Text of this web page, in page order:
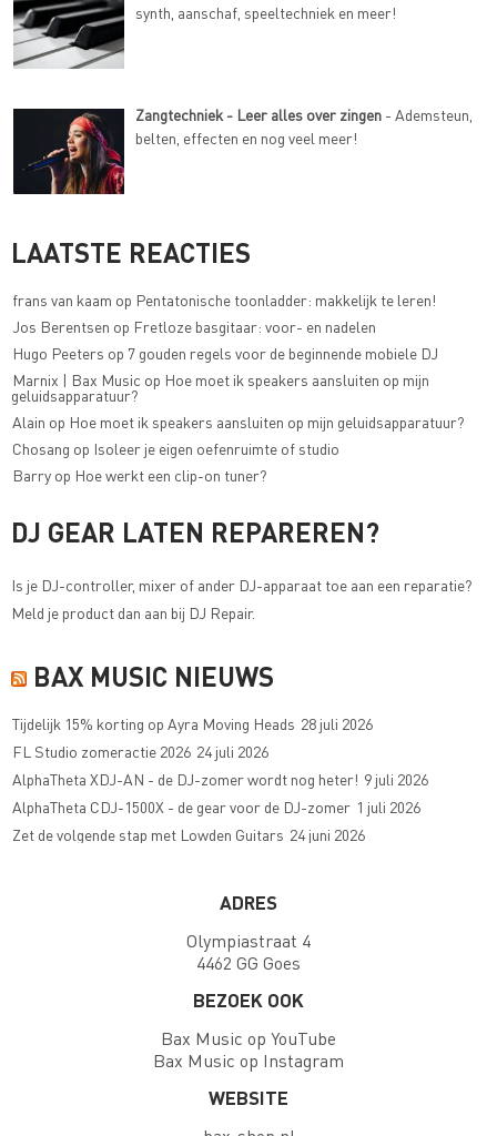
synth, aanschaf, speeltechniek en meer!
Zangtechniek - Leer alles over zingen - Ademsteun,
belten, effecten en nog veel meer!
LAATSTE REACTIES
frans van kaam op Pentatonische toonladder: makkelijk te leren!
Jos Berentsen op Fretloze basgitaar: voor- en nadelen
Hugo Peeters op 7 gouden regels voor de beginnende mobiele DJ
Marnix | Bax Music op Hoe moet ik speakers aansluiten op mijn
geluidsapparatuur?
Alain op Hoe moet ik speakers aansluiten op mijn geluidsapparatuur?
Chosang op Isoleer je eigen oefenruimte of studio
Barry op Hoe werkt een clip-on tuner?
DJ GEAR LATEN REPAREREN?
Is je DJ-controller, mixer of ander DJ-apparaat toe aan een reparatie?
Meld je product dan aan bij DJ Repair.
BAX MUSIC NIEUWS
Tijdelijk 15% korting op Ayra Moving Heads 28 juli 2026
FL Studio zomeractie 2026 24 juli 2026
AlphaTheta XDJ-AN - de DJ-zomer wordt nog heter! 9 juli 2026
AlphaTheta CDJ-1500X - de gear voor de DJ-zomer 1 juli 2026
Zet de volgende stap met Lowden Guitars 24 juni 2026
ADRES
Olympiastraat 4
4462 GG Goes
BEZOEK OOK
Bax Music op YouTube
Bax Music op Instagram
WEBSITE